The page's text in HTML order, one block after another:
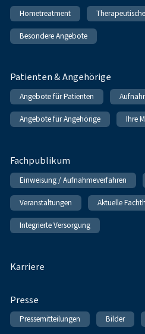
Hometreatment
Besondere Angebote
Patienten & Angehörige
Angebote für Patienten
Angebote für Angehörige Ihre
Fachpublikum
Einweisung / Aufnahmeverfahren
Veranstaltungen Aktuelle
Integrierte Versorgung
Karriere
Presse
Pressemitteilungen Bilder